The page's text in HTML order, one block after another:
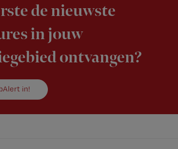
de nieuwste
in jouw
ontvangen?
in!